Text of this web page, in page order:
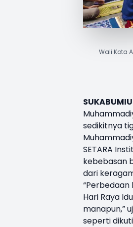
Wali Kota
sedikitnya
SETARA
kebebasan
dari
Hari Raya
manapun,”
seperti